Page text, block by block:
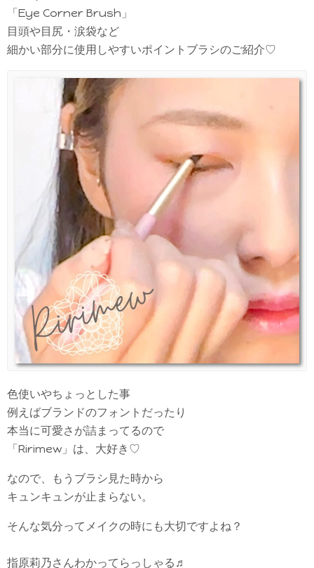
「Eye Corner Brush」
目頭や目尻・涙袋など
細かい部分に使用しやすいポイントブラシのご紹介♡
色使いやちょっとした事
例えばブランドのフォントだったり
本当に可愛さが詰まってるので
「Ririmew」は、大好き♡
なので、もうブラシ見た時から
キュンキュンが止まらない。
そんな気分ってメイクの時にも大切ですよね？
指原莉乃さんわかってらっしゃる♬